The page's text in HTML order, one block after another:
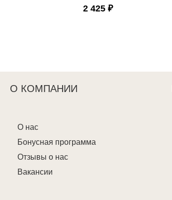
2 425 ₽
О КОМПАНИИ
О нас
Бонусная программа
Отзывы о нас
Вакансии